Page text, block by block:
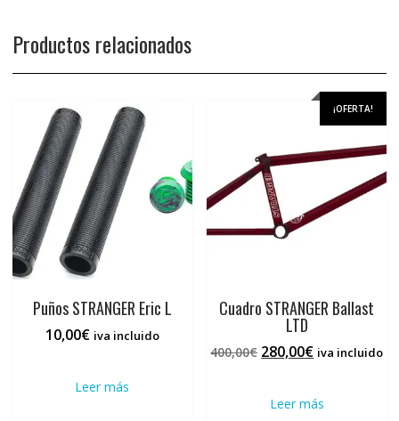
Productos relacionados
Puños STRANGER Eric L
10,00€ iva incluido
Leer más
¡OFERTA!
Cuadro STRANGER Ballast
LTD
400,00€ El
era:
280,00€El
es:
iva incluido
Leer más